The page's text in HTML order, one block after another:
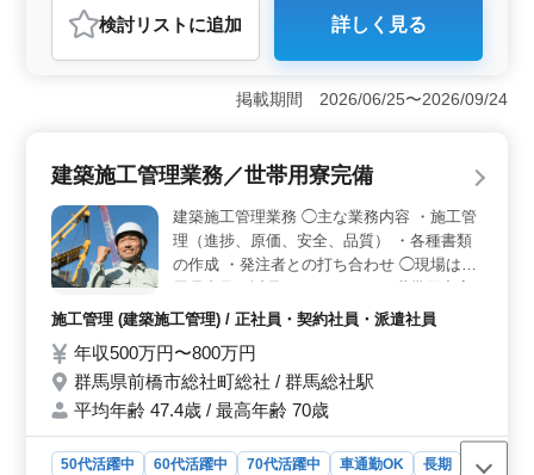
おすすめポイント
＜経験を高く評価＞ これまで培ってきた現場管理・調
整力を高く評価。スキルを活かして活躍しながら腰を据
えて働きたい方に最適です。 ＜シニア世代が主役と
して活躍できる環境＞ シニア世代のベテラン施工管理
勤しやすく負担少ない＞ 車通勤OKで最寄駅からも近
いの環境です。
検討リスト に追加 詳しく見る
掲載期間 2026/06/25〜2026/09/24
建築施工管理業務／世帯用寮完備
建築施工管理業務 ◯主な業務内容 ・施工管
理（進捗、原価、安全、品質） ・各種書類
の作成 ・発注者との打ち合わせ ◯現場は群
備 ＊賞与あり ＊交通費支給 5年以上の施工
の施工管理が活躍している職場です。
施工管理 (建築施工管理) / 正社員・契約社員・派遣社員
年収500万円〜800万円
群馬県前橋市総社町総社 / 群馬総社駅
平均年齢 47.4歳 / 最高年齢 70歳
50代活躍中 60代活躍中 70代活躍中 車通勤OK
長期